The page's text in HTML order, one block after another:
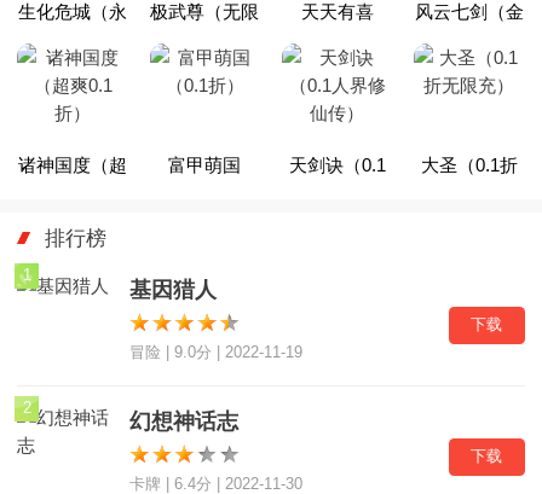
生化危城（永
久0.1折）
极武尊（无限
制0.1折）
天天有喜
2（0.1折激爽
版）
风云七剑（金
古乱斗0.1
折）
诸神国度（超 富甲萌国 天剑诀（0.1 大圣（0.1折
排行榜
1
基因猎人
冒险 | 9.0分 | 2022-11-19
下载
2
幻想神话志
卡牌 | 6.4分 | 2022-11-30
下载